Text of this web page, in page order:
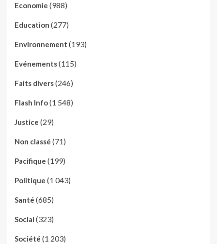
Economie (988)
Education (277)
Environnement (193)
Evénements(115)
Faits divers(246)
Flash Info(1 548)
Justice (29)
Non classé (71)
Pacifique (199)
Politique (1 043)
Santé (685)
Social (323)
Société (1 203)